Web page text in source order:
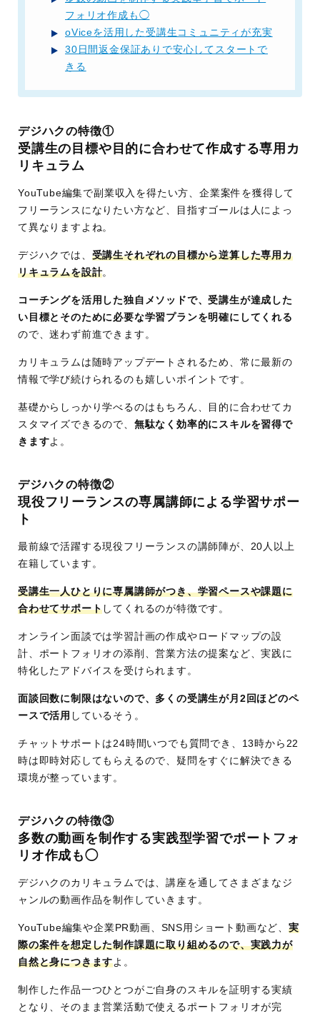
フォリオ作成も◯
oViceを活用した受講生コミュニティが充実
30日間返金保証ありで安心してスタートで
きる
デジハクの特徴①
受講生の目標や目的に合わせて作成する専用カ
リキュラム
YouTube編集で副業収入を得たい方、企業案件を獲得して
フリーランスになりたい方など、目指すゴールは人によっ
て異なりますよね。
デジハクでは、 受講生それぞれの目標から逆算した専用カ
リキュラムを設計。
コーチングを活用した独自メソッドで、受講生が達成した
い目標とそのために必要な学習プランを明確にしてくれる
ので、迷わず前進できます。
カリキュラムは随時アップデートされるため、常に最新の
情報で学び続けられるのも嬉しいポイントです。
基礎からしっかり学べるのはもちろん、目的に合わせてカ
スタマイズできるので、 無駄なく効率的にスキルを習得で
きますよ。
デジハクの特徴②
現役フリーランスの専属講師による学習サポー
ト
最前線で活躍する現役フリーランスの講師陣が、20人以上
在籍しています。
受講生一人ひとりに専属講師がつき、学習ペースや課題に
合わせてサポート してくれるのが特徴です。
オンライン面談では学習計画の作成やロードマップの設
計、ポートフォリオの添削、営業方法の提案など、実践に
特化したアドバイスを受けられます。
面談回数に制限はないので、多くの受講生が月2回ほどのペ
ースで活用 しているそう。
チャットサポートは24時間いつでも質問でき、13時から22
時は即時対応してもらえるので、疑問をすぐに解決できる
環境が整っています。
デジハクの特徴③
多数の動画を制作する実践型学習でポートフォ
リオ作成も◯
デジハクのカリキュラムでは、講座を通してさまざまなジ
ャンルの動画作品を制作していきます。
YouTube編集や企業PR動画、SNS用ショート動画など、 実
際の案件を想定した制作課題に取り組めるので、実践力が
自然と身につきますよ。
制作した作品一つひとつがご自身のスキルを証明する実績
となり、そのまま営業活動で使えるポートフォリオが完